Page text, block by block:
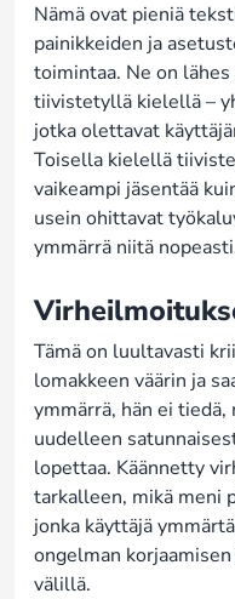
Nämä ovat pieniä
painikkeiden ja
toimintaa. Ne on
tiivistetyllä kielellä –
jotka olettavat
Toisella kielellä
vaikeampi jäsentää
usein ohittavat
ymmärrä niitä
Tämä on luultavasti
lomakkeen väärin ja
ymmärrä, hän ei
uudelleen
lopettaa. Käännetty
tarkalleen, mikä meni
jonka käyttäjä
ongelman
välillä.